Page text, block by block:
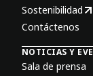
Sostenibilidad
Contáctenos
NOTICIAS Y
Sala de prensa